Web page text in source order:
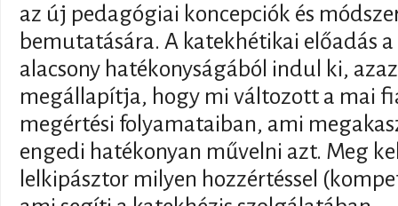
az új pedagógiai koncepciók és
bemutatására. A katekhétikai előadás
alacsony hatékonyságából indul ki,
megállapítja, hogy mi változott a mai
megértési folyamataiban, ami
engedi hatékonyan művelni azt. Meg
lelkipásztor milyen hozzértéssel